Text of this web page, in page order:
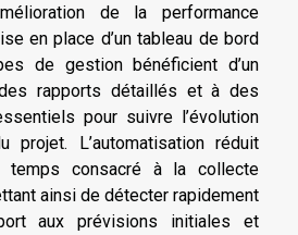
de la performance
en place d’un tableau de bord
de gestion bénéficient d’un
rapports détaillés et à des
pour suivre l’évolution
projet. L’automatisation réduit
temps consacré à la collecte
ainsi de détecter rapidement
aux prévisions initiales et